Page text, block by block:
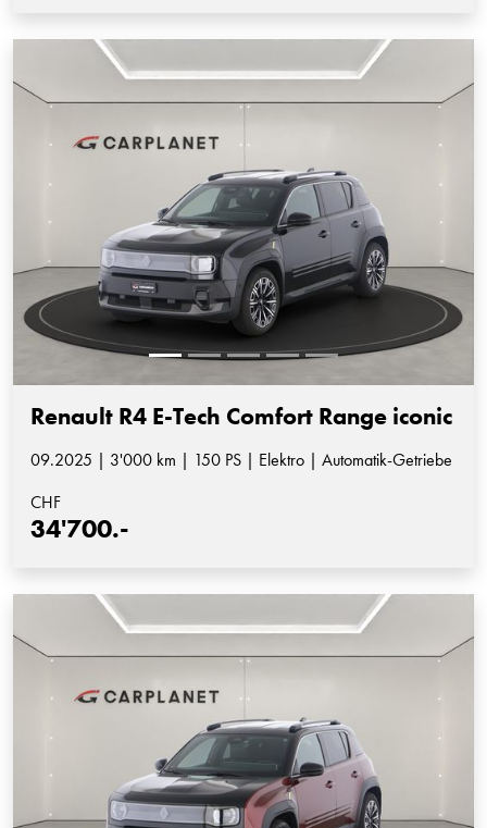
Renault R4 E-Tech Comfort Range iconic
09.2025 | 3'000 km | 150 PS | Elektro | Automatik-Getriebe
CHF
34'700.-